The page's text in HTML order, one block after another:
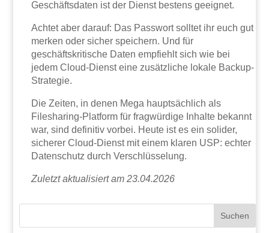
Geschäftsdaten ist der Dienst bestens geeignet.
Achtet aber darauf: Das Passwort solltet ihr euch gut
merken oder sicher speichern. Und für
geschäftskritische Daten empfiehlt sich wie bei
jedem Cloud-Dienst eine zusätzliche lokale Backup-
Strategie.
Die Zeiten, in denen Mega hauptsächlich als
Filesharing-Platform für fragwürdige Inhalte bekannt
war, sind definitiv vorbei. Heute ist es ein solider,
sicherer Cloud-Dienst mit einem klaren USP: echter
Datenschutz durch Verschlüsselung.
Zuletzt aktualisiert am 23.04.2026